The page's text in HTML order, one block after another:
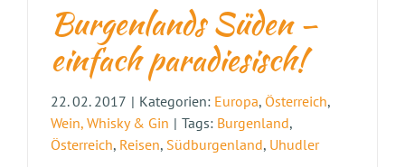
Burgenlands Süden –
einfach paradiesisch!
22. 02. 2017 | Kategorien: Europa, Österreich,
Wein, Whisky & Gin | Tags: Burgenland,
Österreich, Reisen, Südburgenland, Uhudler